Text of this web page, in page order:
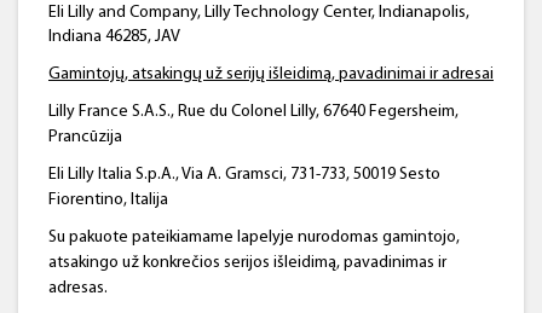
Eli Lilly and Company, Lilly Technology Center, Indianapolis,
Indiana 46285, JAV
Gamintojų, atsakingų už serijų išleidimą, pavadinimai ir adresai
Lilly France S.A.S., Rue du Colonel Lilly, 67640 Fegersheim,
Prancūzija
Eli Lilly Italia S.p.A., Via A. Gramsci, 731-733, 50019 Sesto
Fiorentino, Italija
Su pakuote pateikiamame lapelyje nurodomas gamintojo,
atsakingo už konkrečios serijos išleidimą, pavadinimas ir
adresas.